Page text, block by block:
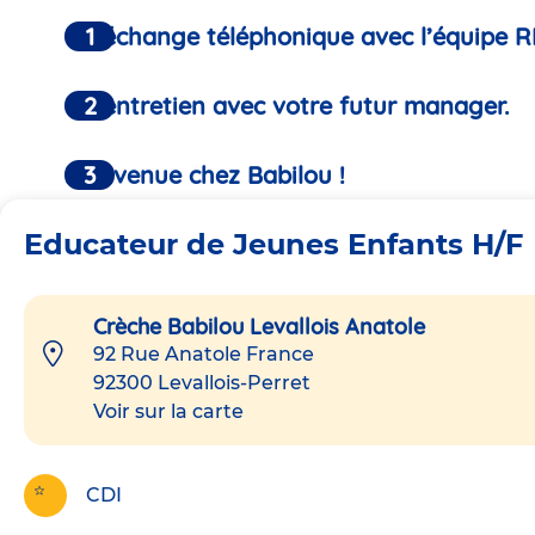
Un échange téléphonique avec l’équipe
Un entretien avec votre futur manager.
Bienvenue chez Babilou !
Educateur de Jeunes Enfants H/F
Crèche Babilou Levallois Anatole
92 Rue Anatole France
92300 Levallois-Perret
Voir sur la carte
CDI